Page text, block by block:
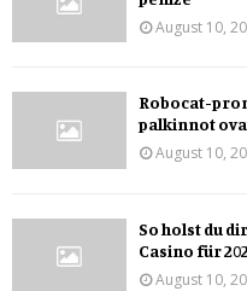
August 10,
Robocat-
palkinnot
August 10,
So holst du
Casino für
August 10,